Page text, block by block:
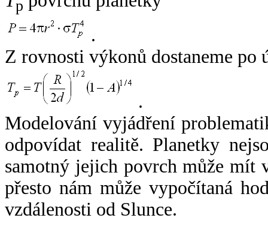
p
.
Z rovnosti výkonů dostaneme po
.
Modelování vyjádření
odpovídat realitě. Planetky
samotný jejich povrch může mít
přesto nám může vypočítaná
vzdálenosti od Slunce.